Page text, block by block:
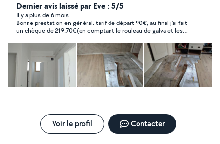
Dernier avis laissé par Eve : 5/5
Il y a plus de 6 mois
Bonne prestation en général. tarif de départ 90€, au final j'ai fait
un chèque de 219.70€(en comptant le rouleau de galva et les 2
et le rebouchage du mur. Je recommande Jami qui fait son
travail jusqu'au bout.
Voir le profil Contacter